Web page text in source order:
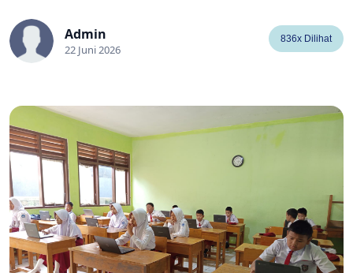
Admin
22 Juni 2026
836x Dilihat